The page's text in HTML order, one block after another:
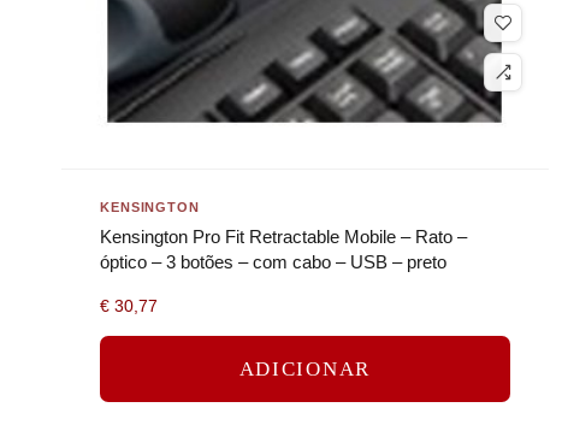
KENSINGTON
Kensington Pro Fit Retractable Mobile – Rato –
óptico – 3 botões – com cabo – USB – preto
€ 30,77
ADICIONAR